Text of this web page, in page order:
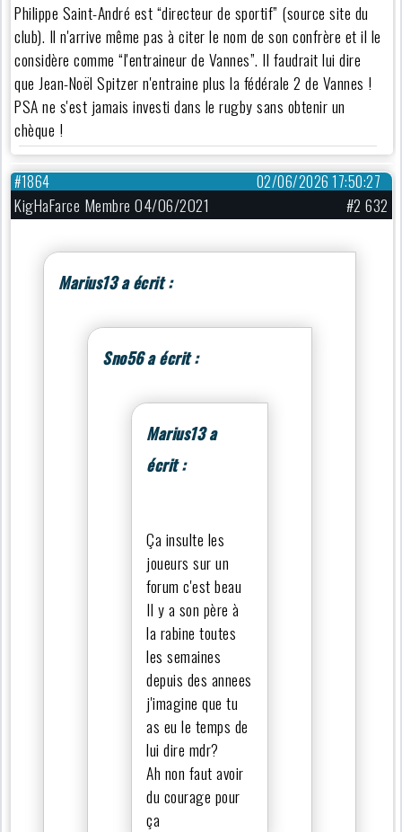
Philippe Saint-André est “directeur de sportif” (source site du
club). Il n'arrive même pas à citer le nom de son confrère et il le
considère comme “l'entraineur de Vannes”. Il faudrait lui dire
que Jean-Noël Spitzer n'entraine plus la fédérale 2 de Vannes !
PSA ne s'est jamais investi dans le rugby sans obtenir un
chèque !
02/06/2026 17:50:27
#1864
KigHaFarce Membre 04/06/2021 #2 632
Marius13 a écrit :
Sno56 a écrit :
Marius13 a
écrit :
Ça insulte les
joueurs sur un
forum c'est beau
Il y a son père à
la rabine toutes
les semaines
depuis des annees
j'imagine que tu
as eu le temps de
lui dire mdr?
Ah non faut avoir
du courage pour
ça